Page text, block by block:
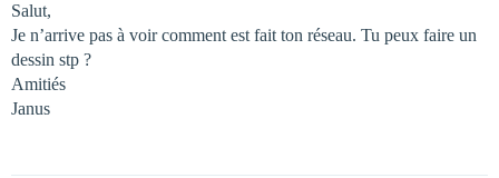
Salut,
Je n’arrive pas à voir comment est fait ton réseau. Tu peux faire un
dessin stp ?
Amitiés
Janus